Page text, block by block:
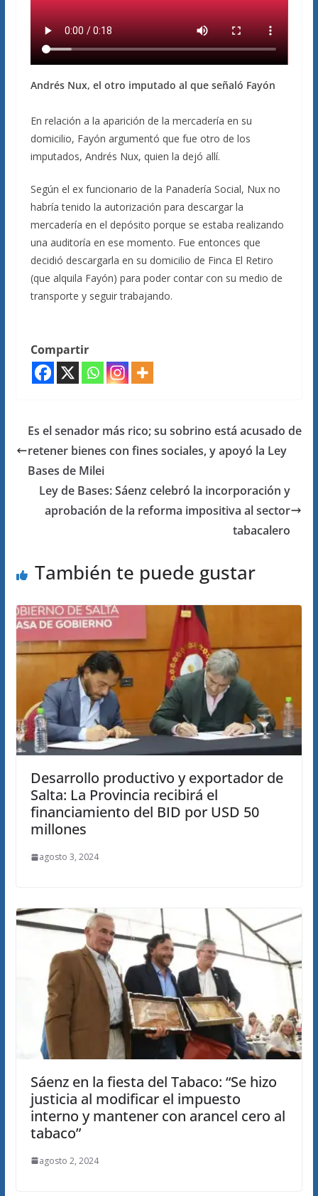
Andrés Nux, el otro imputado al que señaló Fayón
En relación a la aparición de la mercadería en su
domicilio, Fayón argumentó que fue otro de los
imputados, Andrés Nux, quien la dejó allí.
Según el ex funcionario de la Panadería Social, Nux no
habría tenido la autorización para descargar la
mercadería en el depósito porque se estaba realizando
una auditoría en ese momento. Fue entonces que
decidió descargarla en su domicilio de Finca El Retiro
(que alquila Fayón) para poder contar con su medio de
transporte y seguir trabajando.
Compartir
Es el senador más rico; su sobrino está acusado de
retener bienes con fines sociales, y apoyó la Ley
Bases de Milei
Ley de Bases: Sáenz celebró la incorporación y
aprobación de la reforma impositiva al sector
tabacalero
También te puede gustar
Desarrollo productivo y exportador de
Salta: La Provincia recibirá el
financiamiento del BID por USD 50
millones
agosto 3, 2024
Sáenz en la fiesta del Tabaco: “Se hizo
justicia al modificar el impuesto
interno y mantener con arancel cero al
tabaco”
agosto 2, 2024